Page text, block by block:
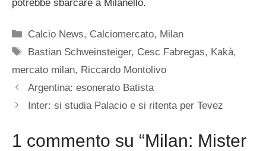
potrebbe sbarcare a Milanello.
Categorie
Calcio News, Calciomercato, Milan
Tag
Bastian Schweinsteiger, Cesc Fabregas, Kakà,
mercato milan, Riccardo Montolivo
Argentina: esonerato Batista
Inter: si studia Palacio e si ritenta per Tevez
1 commento su “Milan: Mister